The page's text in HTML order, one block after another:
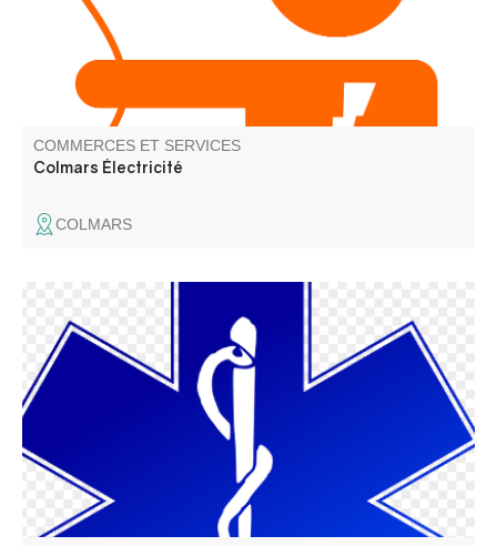
COMMERCES ET SERVICES
Colmars Électricité
COLMARS
Une équipe à votre service pour tous vos transports
sanitaires, en véhicule climatisé.